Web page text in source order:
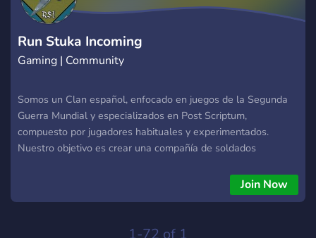
Run Stuka Incoming
Gaming | Community
Somos un Clan español, enfocado en juegos de la Segunda
Guerra Mundial y especializados en Post Scriptum,
compuesto por jugadores habituales y experimentados.
Nuestro objetivo es crear una compañía de soldados
las ganas de jugar en equipo. Para nosotros el trabajo en
equipo es fundamental, por lo que intentamos desarrollar
prueban en los diferentes entrenamientos semanales que
Join Now
1-72 of 1